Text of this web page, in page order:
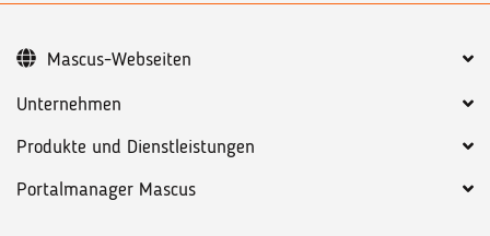
Unternehmen
Produkte und Dienstleistungen
Portalmanager Mascus
Mascus-Webseiten